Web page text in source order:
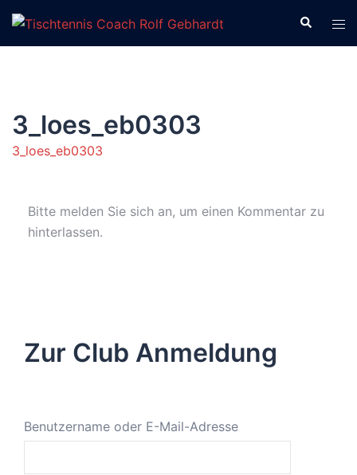
Zum
Inhalt
springen
Suche
3_loes_eb0303
3_loes_eb0303
Bitte melden Sie sich an, um einen Kommentar zu
hinterlassen.
Zur Club Anmeldung
Benutzername oder E-Mail-Adresse